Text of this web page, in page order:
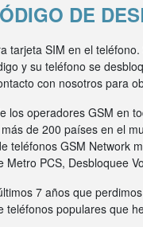
DE
tarjeta SIM en el
y su teléfono se
con nosotros para
los operadores GSM en
de 200 países en el
teléfonos GSM Network
PCS, Desbloquee
7 años que
populares que